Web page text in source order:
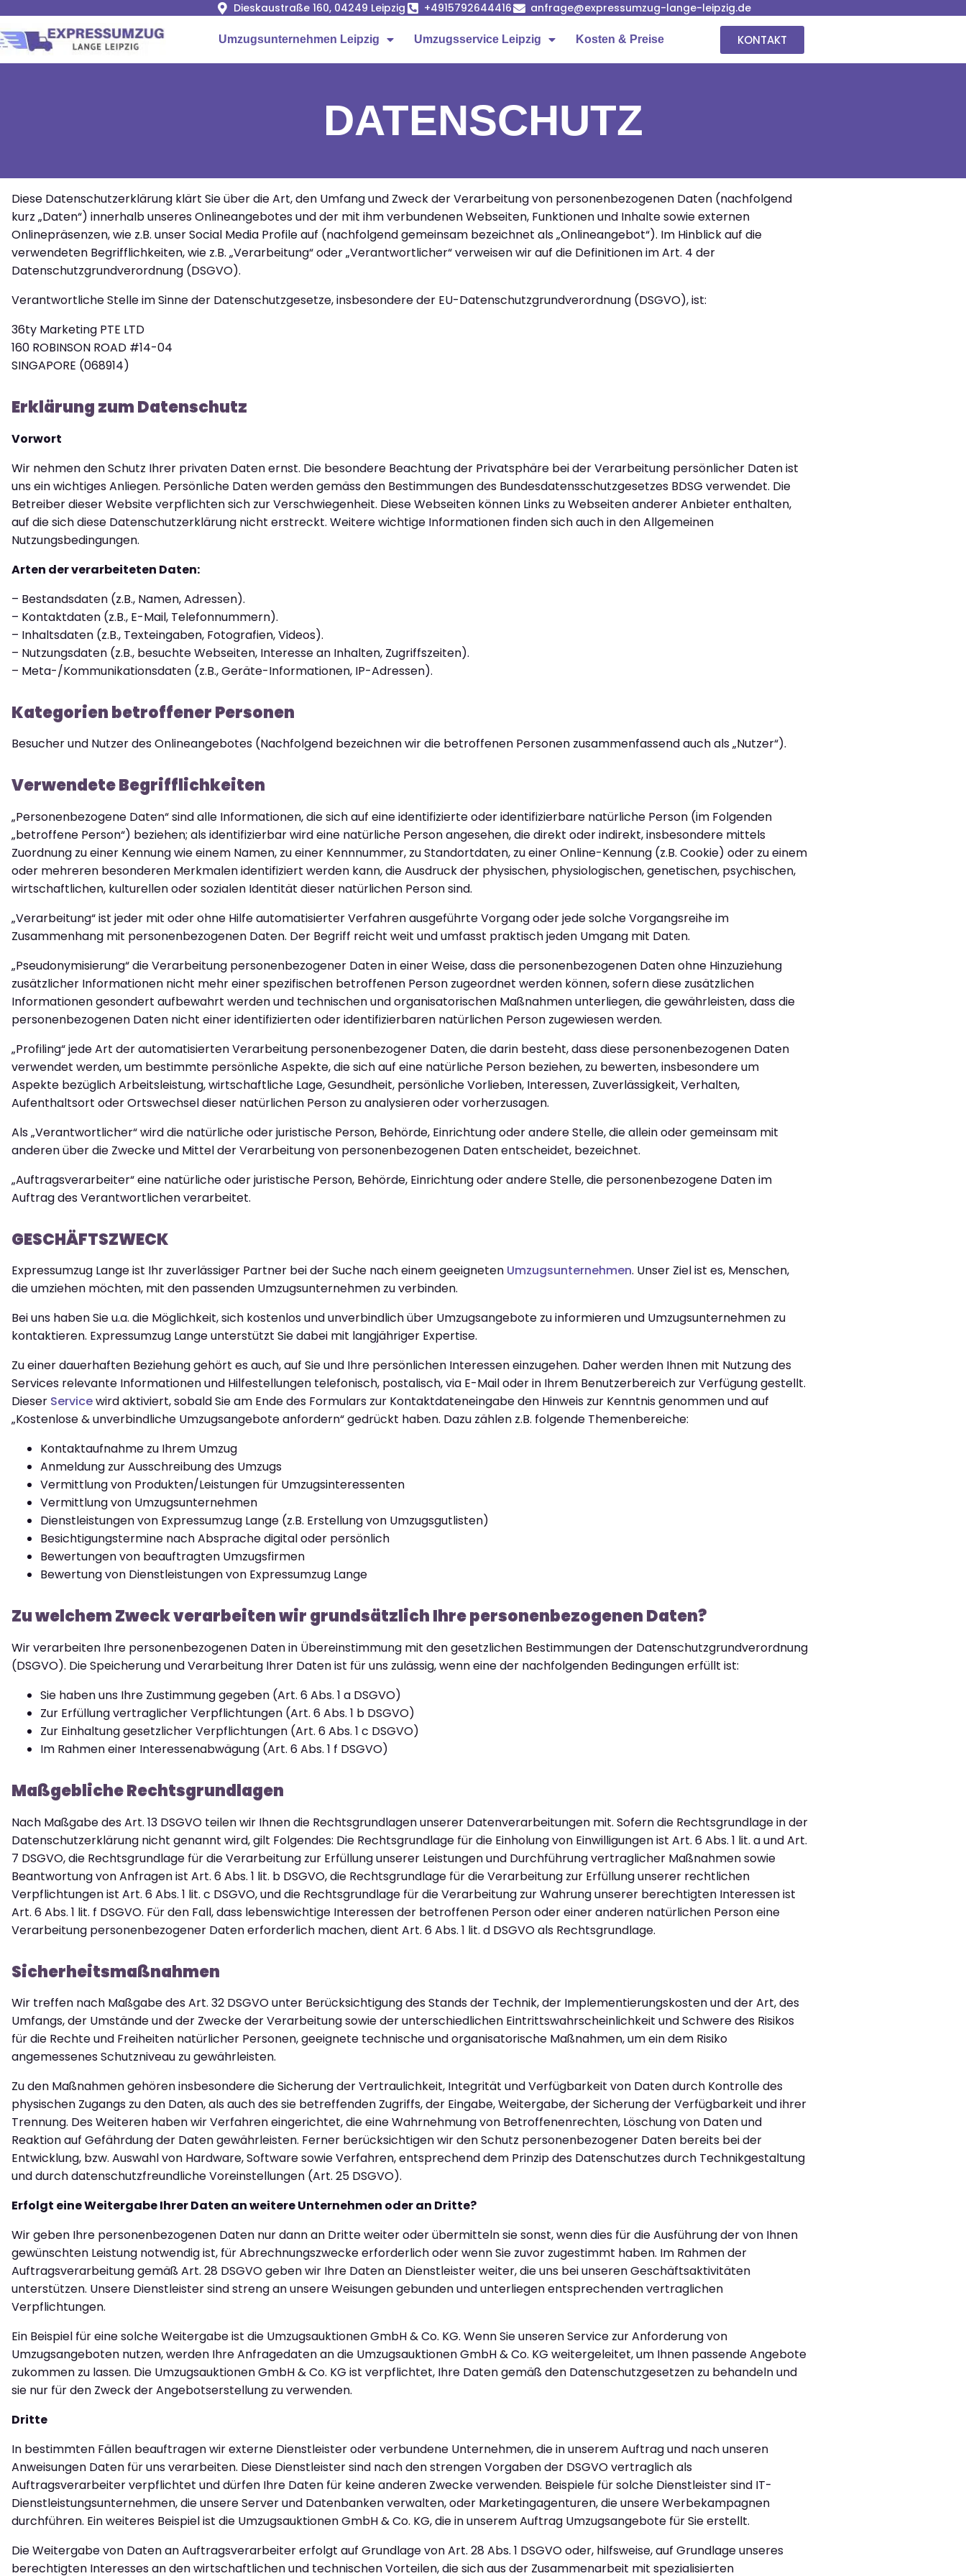
Dieskaustraße 160, 04249 Leipzig +4915792644416 anfrage@expressumzug-lange-leipzig.de
Umzugsunternehmen Leipzig Umzugsservice Leipzig Kosten & Preise KONTAKT
DATENSCHUTZ
Diese Datenschutzerklärung klärt Sie über die Art, den Umfang und Zweck der Verarbeitung von personenbezogenen Daten (nachfolgend
kurz „Daten“) innerhalb unseres Onlineangebotes und der mit ihm verbundenen Webseiten, Funktionen und Inhalte sowie externen
Onlinepräsenzen, wie z.B. unser Social Media Profile auf (nachfolgend gemeinsam bezeichnet als „Onlineangebot“). Im Hinblick auf die
verwendeten Begrifflichkeiten, wie z.B. „Verarbeitung“ oder „Verantwortlicher“ verweisen wir auf die Definitionen im Art. 4 der
Datenschutzgrundverordnung (DSGVO).
Verantwortliche Stelle im Sinne der Datenschutzgesetze, insbesondere der EU-Datenschutzgrundverordnung (DSGVO), ist:
36ty Marketing PTE LTD
160 ROBINSON ROAD #14-04
SINGAPORE (068914)
Erklärung zum Datenschutz
Vorwort
Wir nehmen den Schutz Ihrer privaten Daten ernst. Die besondere Beachtung der Privatsphäre bei der Verarbeitung persönlicher Daten ist
uns ein wichtiges Anliegen. Persönliche Daten werden gemäss den Bestimmungen des Bundesdatensschutzgesetzes BDSG verwendet. Die
Betreiber dieser Website verpflichten sich zur Verschwiegenheit. Diese Webseiten können Links zu Webseiten anderer Anbieter enthalten,
auf die sich diese Datenschutzerklärung nicht erstreckt. Weitere wichtige Informationen finden sich auch in den Allgemeinen
Nutzungsbedingungen.
Arten der verarbeiteten Daten:
– Bestandsdaten (z.B., Namen, Adressen).
– Kontaktdaten (z.B., E-Mail, Telefonnummern).
– Inhaltsdaten (z.B., Texteingaben, Fotografien, Videos).
– Nutzungsdaten (z.B., besuchte Webseiten, Interesse an Inhalten, Zugriffszeiten).
– Meta-/Kommunikationsdaten (z.B., Geräte-Informationen, IP-Adressen).
Kategorien betroffener Personen
Besucher und Nutzer des Onlineangebotes (Nachfolgend bezeichnen wir die betroffenen Personen zusammenfassend auch als „Nutzer“).
Verwendete Begrifflichkeiten
„Personenbezogene Daten“ sind alle Informationen, die sich auf eine identifizierte oder identifizierbare natürliche Person (im Folgenden
„betroffene Person“) beziehen; als identifizierbar wird eine natürliche Person angesehen, die direkt oder indirekt, insbesondere mittels
Zuordnung zu einer Kennung wie einem Namen, zu einer Kennnummer, zu Standortdaten, zu einer Online-Kennung (z.B. Cookie) oder zu einem
oder mehreren besonderen Merkmalen identifiziert werden kann, die Ausdruck der physischen, physiologischen, genetischen, psychischen,
wirtschaftlichen, kulturellen oder sozialen Identität dieser natürlichen Person sind.
„Verarbeitung“ ist jeder mit oder ohne Hilfe automatisierter Verfahren ausgeführte Vorgang oder jede solche Vorgangsreihe im
Zusammenhang mit personenbezogenen Daten. Der Begriff reicht weit und umfasst praktisch jeden Umgang mit Daten.
„Pseudonymisierung“ die Verarbeitung personenbezogener Daten in einer Weise, dass die personenbezogenen Daten ohne Hinzuziehung
zusätzlicher Informationen nicht mehr einer spezifischen betroffenen Person zugeordnet werden können, sofern diese zusätzlichen
Informationen gesondert aufbewahrt werden und technischen und organisatorischen Maßnahmen unterliegen, die gewährleisten, dass die
personenbezogenen Daten nicht einer identifizierten oder identifizierbaren natürlichen Person zugewiesen werden.
„Profiling“ jede Art der automatisierten Verarbeitung personenbezogener Daten, die darin besteht, dass diese personenbezogenen Daten
verwendet werden, um bestimmte persönliche Aspekte, die sich auf eine natürliche Person beziehen, zu bewerten, insbesondere um
Aspekte bezüglich Arbeitsleistung, wirtschaftliche Lage, Gesundheit, persönliche Vorlieben, Interessen, Zuverlässigkeit, Verhalten,
Aufenthaltsort oder Ortswechsel dieser natürlichen Person zu analysieren oder vorherzusagen.
Als „Verantwortlicher“ wird die natürliche oder juristische Person, Behörde, Einrichtung oder andere Stelle, die allein oder gemeinsam mit
anderen über die Zwecke und Mittel der Verarbeitung von personenbezogenen Daten entscheidet, bezeichnet.
„Auftragsverarbeiter“ eine natürliche oder juristische Person, Behörde, Einrichtung oder andere Stelle, die personenbezogene Daten im
Auftrag des Verantwortlichen verarbeitet.
GESCHÄFTSZWECK
Expressumzug Lange ist Ihr zuverlässiger Partner bei der Suche nach einem geeigneten Umzugsunternehmen. Unser Ziel ist es, Menschen,
die umziehen möchten, mit den passenden Umzugsunternehmen zu verbinden.
Bei uns haben Sie u.a. die Möglichkeit, sich kostenlos und unverbindlich über Umzugsangebote zu informieren und Umzugsunternehmen zu
kontaktieren. Expressumzug Lange unterstützt Sie dabei mit langjähriger Expertise.
Zu einer dauerhaften Beziehung gehört es auch, auf Sie und Ihre persönlichen Interessen einzugehen. Daher werden Ihnen mit Nutzung des
Services relevante Informationen und Hilfestellungen telefonisch, postalisch, via E-Mail oder in Ihrem Benutzerbereich zur Verfügung gestellt.
Dieser Servicewird aktiviert, sobald Sie am Ende des Formulars zur Kontaktdateneingabe den Hinweis zur Kenntnis genommen und auf
„Kostenlose & unverbindliche Umzugsangebote anfordern“ gedrückt haben. Dazu zählen z.B. folgende Themenbereiche:
Kontaktaufnahme zu Ihrem Umzug
Anmeldung zur Ausschreibung des Umzugs
Vermittlung von Produkten/Leistungen für Umzugsinteressenten
Vermittlung von Umzugsunternehmen
Dienstleistungen von Expressumzug Lange (z.B. Erstellung von Umzugsgutlisten)
Besichtigungstermine nach Absprache digital oder persönlich
Bewertungen von beauftragten Umzugsfirmen
Bewertung von Dienstleistungen von Expressumzug Lange
Zu welchem Zweck verarbeiten wir grundsätzlich Ihre personenbezogenen Daten?
Wir verarbeiten Ihre personenbezogenen Daten in Übereinstimmung mit den gesetzlichen Bestimmungen der Datenschutzgrundverordnung
(DSGVO). Die Speicherung und Verarbeitung Ihrer Daten ist für uns zulässig, wenn eine der nachfolgenden Bedingungen erfüllt ist:
Sie haben uns Ihre Zustimmung gegeben (Art. 6 Abs. 1 a DSGVO)
Zur Erfüllung vertraglicher Verpflichtungen (Art. 6 Abs. 1 b DSGVO)
Zur Einhaltung gesetzlicher Verpflichtungen (Art. 6 Abs. 1 c DSGVO)
Im Rahmen einer Interessenabwägung (Art. 6 Abs. 1 f DSGVO)
Maßgebliche Rechtsgrundlagen
Nach Maßgabe des Art. 13 DSGVO teilen wir Ihnen die Rechtsgrundlagen unserer Datenverarbeitungen mit. Sofern die Rechtsgrundlage in der
Datenschutzerklärung nicht genannt wird, gilt Folgendes: Die Rechtsgrundlage für die Einholung von Einwilligungen ist Art. 6 Abs. 1 lit. a und Art.
7 DSGVO, die Rechtsgrundlage für die Verarbeitung zur Erfüllung unserer Leistungen und Durchführung vertraglicher Maßnahmen sowie
Beantwortung von Anfragen ist Art. 6 Abs. 1 lit. b DSGVO, die Rechtsgrundlage für die Verarbeitung zur Erfüllung unserer rechtlichen
Verpflichtungen ist Art. 6 Abs. 1 lit. c DSGVO, und die Rechtsgrundlage für die Verarbeitung zur Wahrung unserer berechtigten Interessen ist
Art. 6 Abs. 1 lit. f DSGVO. Für den Fall, dass lebenswichtige Interessen der betroffenen Person oder einer anderen natürlichen Person eine
Verarbeitung personenbezogener Daten erforderlich machen, dient Art. 6 Abs. 1 lit. d DSGVO als Rechtsgrundlage.
Sicherheitsmaßnahmen
Wir treffen nach Maßgabe des Art. 32 DSGVO unter Berücksichtigung des Stands der Technik, der Implementierungskosten und der Art, des
Umfangs, der Umstände und der Zwecke der Verarbeitung sowie der unterschiedlichen Eintrittswahrscheinlichkeit und Schwere des Risikos
für die Rechte und Freiheiten natürlicher Personen, geeignete technische und organisatorische Maßnahmen, um ein dem Risiko
angemessenes Schutzniveau zu gewährleisten.
Zu den Maßnahmen gehören insbesondere die Sicherung der Vertraulichkeit, Integrität und Verfügbarkeit von Daten durch Kontrolle des
physischen Zugangs zu den Daten, als auch des sie betreffenden Zugriffs, der Eingabe, Weitergabe, der Sicherung der Verfügbarkeit und ihrer
Trennung. Des Weiteren haben wir Verfahren eingerichtet, die eine Wahrnehmung von Betroffenenrechten, Löschung von Daten und
Reaktion auf Gefährdung der Daten gewährleisten. Ferner berücksichtigen wir den Schutz personenbezogener Daten bereits bei der
Entwicklung, bzw. Auswahl von Hardware, Software sowie Verfahren, entsprechend dem Prinzip des Datenschutzes durch Technikgestaltung
und durch datenschutzfreundliche Voreinstellungen (Art. 25 DSGVO).
Erfolgt eine Weitergabe Ihrer Daten an weitere Unternehmen oder an Dritte?
Wir geben Ihre personenbezogenen Daten nur dann an Dritte weiter oder übermitteln sie sonst, wenn dies für die Ausführung der von Ihnen
gewünschten Leistung notwendig ist, für Abrechnungszwecke erforderlich oder wenn Sie zuvor zugestimmt haben. Im Rahmen der
Auftragsverarbeitung gemäß Art. 28 DSGVO geben wir Ihre Daten an Dienstleister weiter, die uns bei unseren Geschäftsaktivitäten
unterstützen. Unsere Dienstleister sind streng an unsere Weisungen gebunden und unterliegen entsprechenden vertraglichen
Verpflichtungen.
Ein Beispiel für eine solche Weitergabe ist die Umzugsauktionen GmbH & Co. KG. Wenn Sie unseren Service zur Anforderung von
Umzugsangeboten nutzen, werden Ihre Anfragedaten an die Umzugsauktionen GmbH & Co. KG weitergeleitet, um Ihnen passende Angebote
zukommen zu lassen. Die Umzugsauktionen GmbH & Co. KG ist verpflichtet, Ihre Daten gemäß den Datenschutzgesetzen zu behandeln und
sie nur für den Zweck der Angebotserstellung zu verwenden.
Dritte
In bestimmten Fällen beauftragen wir externe Dienstleister oder verbundene Unternehmen, die in unserem Auftrag und nach unseren
Anweisungen Daten für uns verarbeiten. Diese Dienstleister sind nach den strengen Vorgaben der DSGVO vertraglich als
Auftragsverarbeiter verpflichtet und dürfen Ihre Daten für keine anderen Zwecke verwenden. Beispiele für solche Dienstleister sind IT-
Dienstleistungsunternehmen, die unsere Server und Datenbanken verwalten, oder Marketingagenturen, die unsere Werbekampagnen
durchführen. Ein weiteres Beispiel ist die Umzugsauktionen GmbH & Co. KG, die in unserem Auftrag Umzugsangebote für Sie erstellt.
Die Weitergabe von Daten an Auftragsverarbeiter erfolgt auf Grundlage von Art. 28 Abs. 1 DSGVO oder, hilfsweise, auf Grundlage unseres
berechtigten Interesses an den wirtschaftlichen und technischen Vorteilen, die sich aus der Zusammenarbeit mit spezialisierten